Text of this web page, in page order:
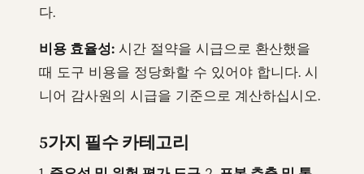
다.
비용 효율성: 시간 절약을 시급으로 환산했을
때 도구 비용을 정당화할 수 있어야 합니다. 시
니어 감사원의 시급을 기준으로 계산하십시오.
5가지 필수 카테고리